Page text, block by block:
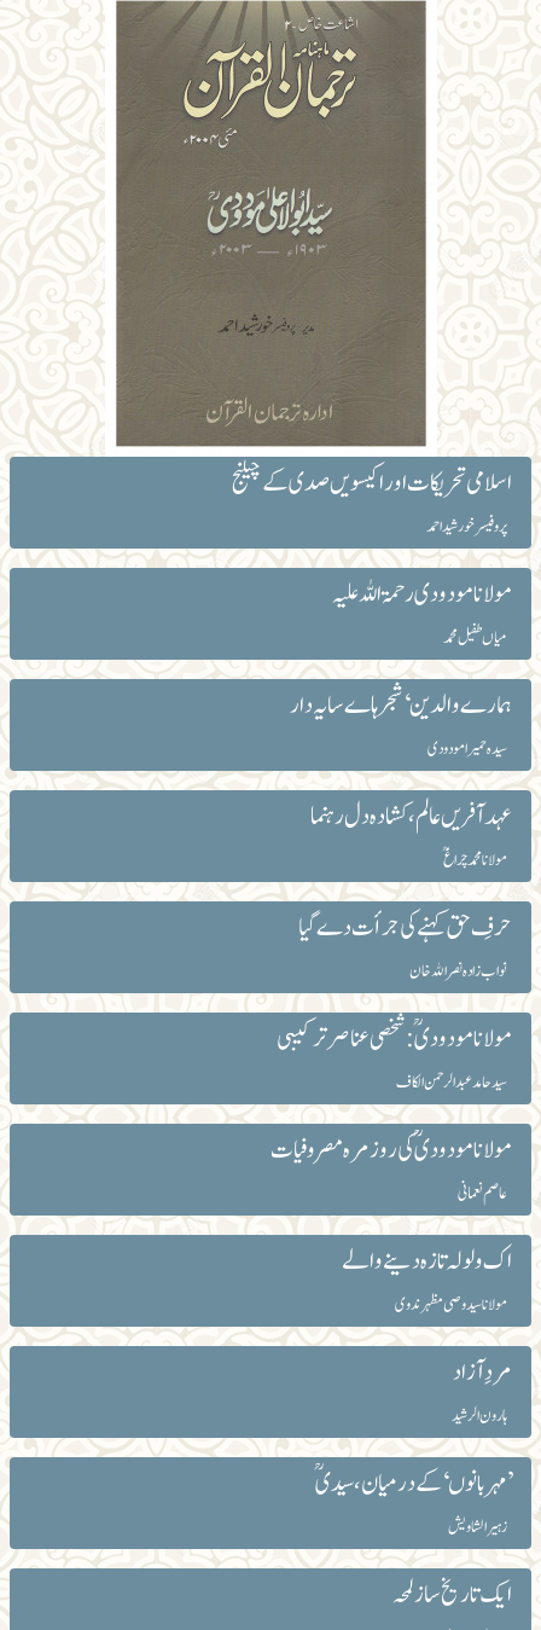
اسلامی تحریکات اور اکیسویں صدی کے چیلنج
پروفیسر خورشید احمد
مولانا مودودی رحمۃ اللہ علیہ
میاں طفیل محمد
ہمارے والدین‘شجرہاے سایہ دار
سیدہ حمیرا مودودی
عہدآفریں عالم، کشادہ دل رہنما
مولانا محمد چراغ ؒ
حرفِ حق کہنے کی جرأت دے گیا
نواب زادہ نصر اﷲ خان
مولانا مودودیؒ :شخصی عناصر ترکیبی
سید حامد عبدالرحمن الکاف
مولانا مو دودیؒ کی روزمرہ مصروفیات
عاصم نعمانی
اک ولولہ تازہ دینے والے
مولانا سید وصی مظہر ندوی
مردِ آزاد
ہارون الرشید
’مہربانوں ‘کے درمیان، سیدیؒ
زہیر الشاویش
ایک تاریخ ساز لمحہ